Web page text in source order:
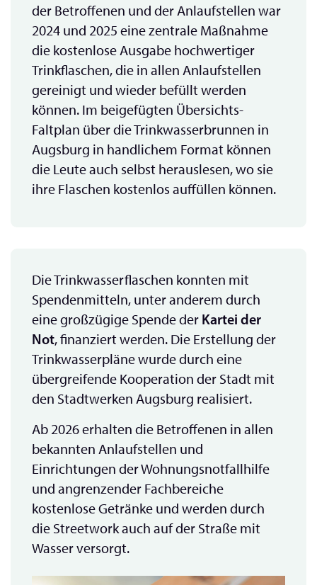
der Betroffenen und der Anlaufstellen war
2024 und 2025 eine zentrale Maßnahme
die kostenlose Ausgabe hochwertiger
Trinkflaschen, die in allen Anlaufstellen
gereinigt und wieder befüllt werden
können. Im beigefügten Übersichts-
Faltplan über die Trinkwasserbrunnen in
Augsburg in handlichem Format können
die Leute auch selbst herauslesen, wo sie
ihre Flaschen kostenlos auffüllen können.
Die Trinkwasserflaschen konnten mit
Spendenmitteln, unter anderem durch
eine großzügige Spende der Kartei der
Not, finanziert werden. Die Erstellung der
Trinkwasserpläne wurde durch eine
übergreifende Kooperation der Stadt mit
den Stadtwerken Augsburg realisiert.
Ab 2026 erhalten die Betroffenen in allen
bekannten Anlaufstellen und
Einrichtungen der Wohnungsnotfallhilfe
und angrenzender Fachbereiche
kostenlose Getränke und werden durch
die Streetwork auch auf der Straße mit
Wasser versorgt.